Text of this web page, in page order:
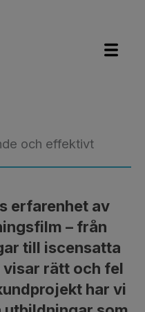
och effektivt
erfarenhet av
– från
till iscensatta
rätt och fel
har vi